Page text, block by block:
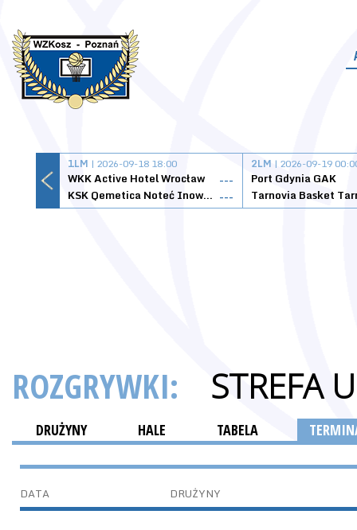
1LM | 2026-09-18 18:00
WKK Active Hotel Wrocław
---
KSK Qemetica Noteć Inowrocław ---
2LM | 2026-09-19
Port Gdynia GAK
ROZGRYWKI: STREFA
DRUŻYNY HALE TABELA
DATA DRUŻYNY